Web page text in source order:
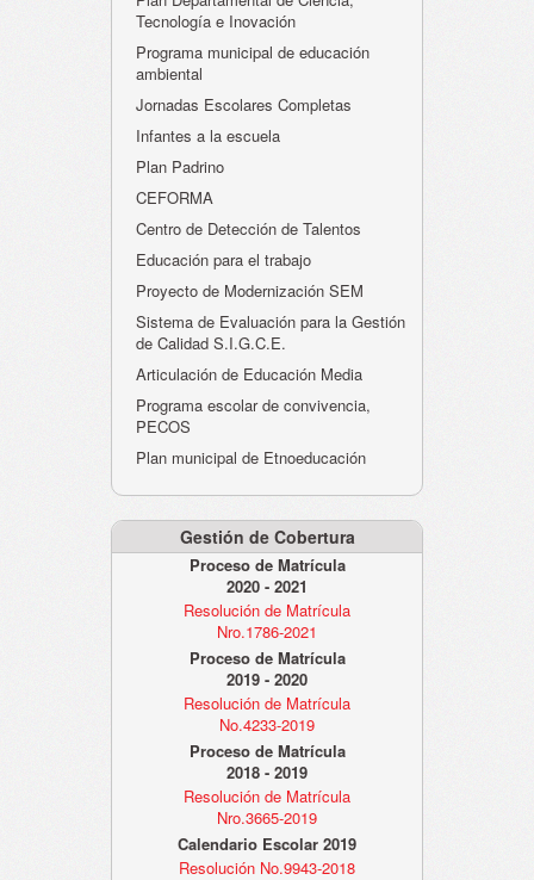
Tecnología e Inovación
Programa municipal de educación
ambiental
Jornadas Escolares Completas
Infantes a la escuela
Plan Padrino
CEFORMA
Centro de Detección de Talentos
Educación para el trabajo
Proyecto de Modernización SEM
Sistema de Evaluación para la Gestión
de Calidad S.I.G.C.E.
Articulación de Educación Media
Programa escolar de convivencia,
PECOS
Plan municipal de Etnoeducación
Gestión de Cobertura
Proceso de Matrícula
2020 - 2021
Resolución de Matrícula
Nro.1786-2021
Proceso de Matrícula
2019 - 2020
Resolución de Matrícula
No.4233-2019
Proceso de Matrícula
2018 - 2019
Resolución de Matrícula
Nro.3665-2019
Calendario Escolar 2019
Resolución No.9943-2018